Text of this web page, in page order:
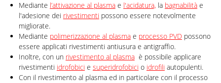
Mediante l’attivazione al plasmae l'acidatura, la bagnabilitàe
l'adesione dei rivestimenti possono essere notevolmente
migliorate.
Mediante polimerizzazione al plasmae processo PVD possono
essere applicati rivestimenti antiusura e antigraffio.
Inoltre, con un rivestimento al plasmaè possibile applicare
rivestimenti idrofobici e superidrofobici o idrofili autopulenti.
Con il rivestimento al plasma ed in particolare con il processo